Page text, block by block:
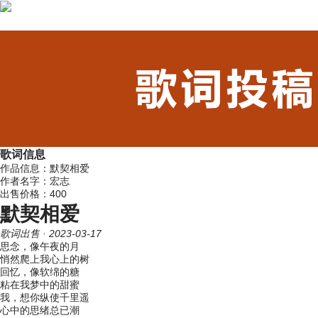
歌词信息
作品信息：默契相爱
作者名字：宏志
出售价格：400
默契相爱
歌词出售· 2023-03-17
思念，像午夜的月
悄然爬上我心上的树
回忆，像软绵的糖
粘在我梦中的甜蜜
我，想你纵使千里遥
心中的思绪总已潮